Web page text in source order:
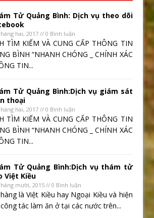
Tử Quảng Bình: Dịch vụ theo dõi
hai, 2017 // 0 Bình luận
TÌM KIẾM VÀ CUNG CẤP THÔNG TIN
BÌNH “NHANH CHÓNG _ CHÍNH XÁC
TIN...
Tử Quảng Bình:Dịch vụ giám sát
thoại
hai, 2017 // 0 Bình luận
TÌM KIẾM VÀ CUNG CẤP THÔNG TIN
BÌNH “NHANH CHÓNG _ CHÍNH XÁC
TIN...
Tử Quảng Bình:Dịch vụ thám tử
Việt Kiều
mười, 2015 // 0 Bình luận
là Việt Kiều hay Ngoại Kiều và hiện
tác làm ăn ở tại các nước trên...